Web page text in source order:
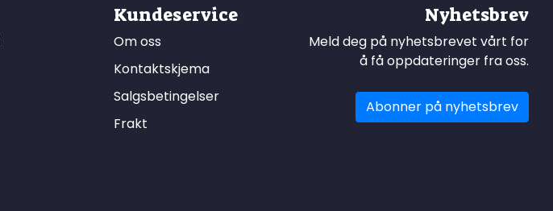
Kundeservice
Om oss
Kontaktskjema
Salgsbetingelser
Frakt
Nyhetsbrev
Meld deg på nyhetsbrevet vårt for
å få oppdateringer fra oss.
Abonner på nyhetsbrev